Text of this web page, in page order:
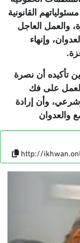
القانونية
والعمل العاجل
وإنهاء
.
تأكيده أن نصرة
على فك
وأن إرادة
والعدوان
http://